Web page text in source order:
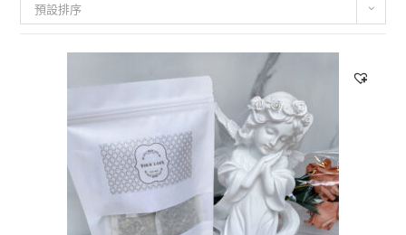
預設排序